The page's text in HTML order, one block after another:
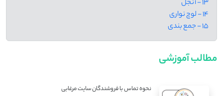
13 - آنجل
14 - لوچ نواری
15 - جمع بندی
مطالب آموزشی
نحوه تماس با فروشندگان سایت مرغابی